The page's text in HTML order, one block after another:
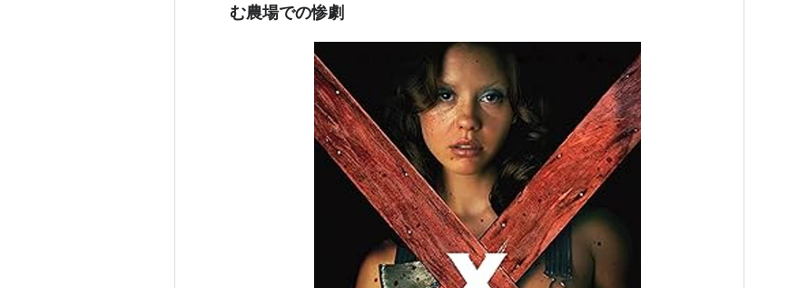
む農場での惨劇